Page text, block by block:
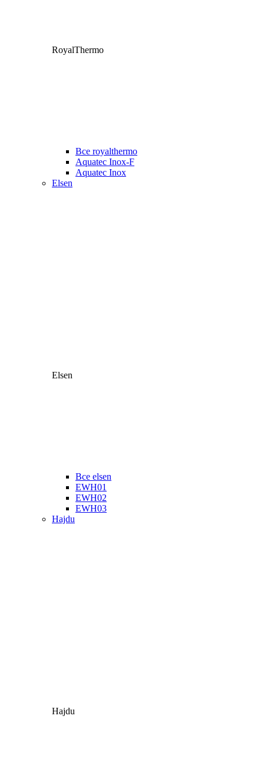
RoyalThermo
Все royalthermo
Aquatec Inox-F
Aquatec Inox
Elsen
Elsen
Все elsen
EWH01
EWH02
EWH03
Hajdu
Hajdu